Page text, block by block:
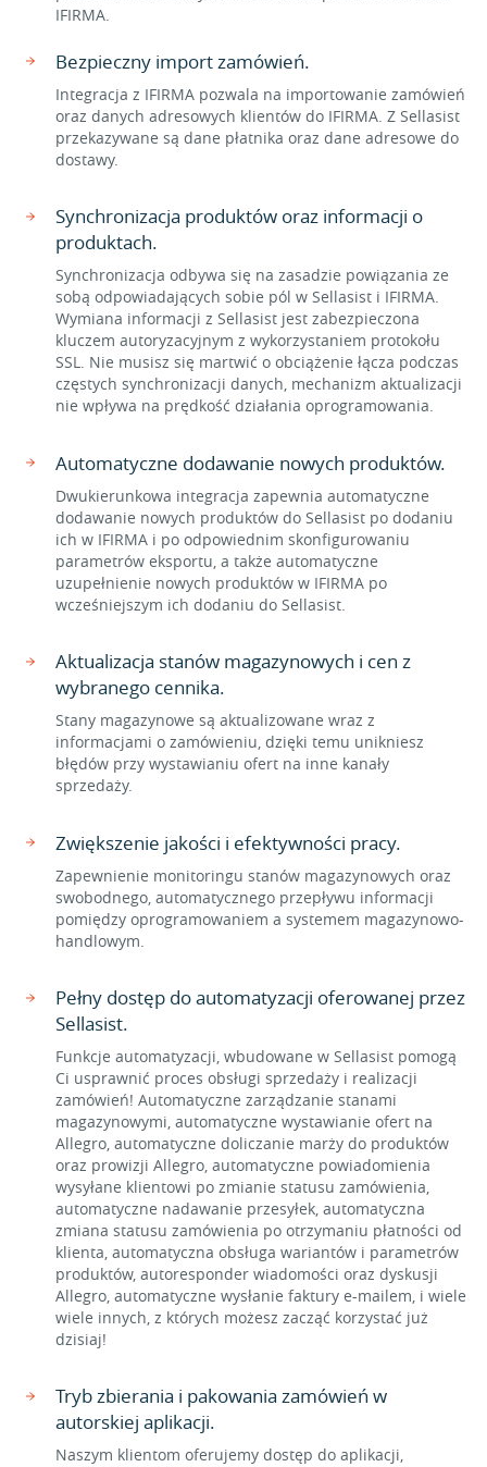
IFIRMA.
Bezpieczny import zamówień.
Integracja z IFIRMA pozwala na importowanie zamówień
oraz danych adresowych klientów do IFIRMA. Z Sellasist
przekazywane są dane płatnika oraz dane adresowe do
dostawy.
Synchronizacja produktów oraz informacji o
produktach.
Synchronizacja odbywa się na zasadzie powiązania ze
sobą odpowiadających sobie pól w Sellasist i IFIRMA.
Wymiana informacji z Sellasist jest zabezpieczona
kluczem autoryzacyjnym z wykorzystaniem protokołu
SSL. Nie musisz się martwić o obciążenie łącza podczas
częstych synchronizacji danych, mechanizm aktualizacji
nie wpływa na prędkość działania oprogramowania.
Automatyczne dodawanie nowych produktów.
Dwukierunkowa integracja zapewnia automatyczne
dodawanie nowych produktów do Sellasist po dodaniu
ich w IFIRMA i po odpowiednim skonfigurowaniu
parametrów eksportu, a także automatyczne
uzupełnienie nowych produktów w IFIRMA po
wcześniejszym ich dodaniu do Sellasist.
Aktualizacja stanów magazynowych i cen z
wybranego cennika.
Stany magazynowe są aktualizowane wraz z
informacjami o zamówieniu, dzięki temu unikniesz
błędów przy wystawianiu ofert na inne kanały
sprzedaży.
Zwiększenie jakości i efektywności pracy.
Zapewnienie monitoringu stanów magazynowych oraz
swobodnego, automatycznego przepływu informacji
pomiędzy oprogramowaniem a systemem magazynowo-
handlowym.
Pełny dostęp do automatyzacji oferowanej przez
Sellasist.
Funkcje automatyzacji, wbudowane w Sellasist pomogą
Ci usprawnić proces obsługi sprzedaży i realizacji
zamówień! Automatyczne zarządzanie stanami
magazynowymi, automatyczne wystawianie ofert na
Allegro, automatyczne doliczanie marży do produktów
oraz prowizji Allegro, automatyczne powiadomienia
wysyłane klientowi po zmianie statusu zamówienia,
automatyczne nadawanie przesyłek, automatyczna
zmiana statusu zamówienia po otrzymaniu płatności od
klienta, automatyczna obsługa wariantów i parametrów
produktów, autoresponder wiadomości oraz dyskusji
Allegro, automatyczne wysłanie faktury e-mailem, i wiele
wiele innych, z których możesz zacząć korzystać już
dzisiaj!
Tryb zbierania i pakowania zamówień w
autorskiej aplikacji.
Naszym klientom oferujemy dostęp do aplikacji,